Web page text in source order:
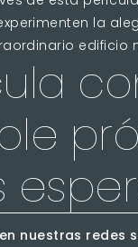
la
edificio
nuestras redes